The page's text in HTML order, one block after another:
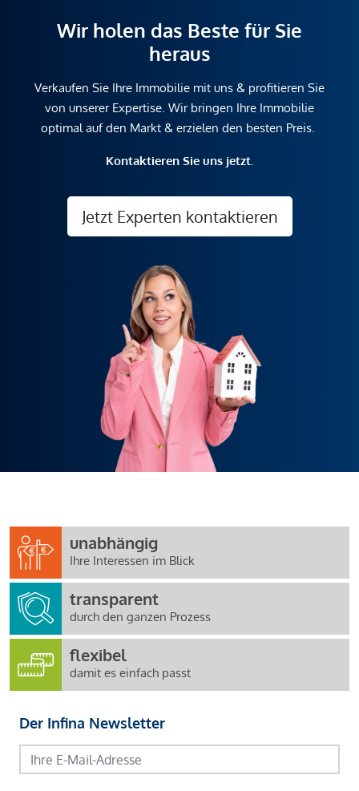
Wir holen das Beste für Sie
heraus
Verkaufen Sie Ihre Immobilie mit uns & profitieren Sie
von unserer Expertise. Wir bringen Ihre Immobilie
optimal auf den Markt & erzielen den besten Preis.
Kontaktieren Sie uns jetzt.
Jetzt Experten kontaktieren
unabhängig
Ihre Interessen im Blick
transparent
durch den ganzen Prozess
flexibel
damit es einfach passt
Der Infina Newsletter